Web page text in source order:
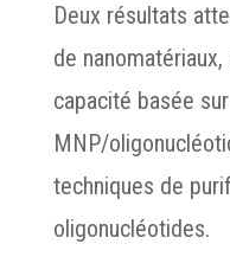
Deux résultats
de
capacité basée
MNP/
techniques de
oligonucléotides.